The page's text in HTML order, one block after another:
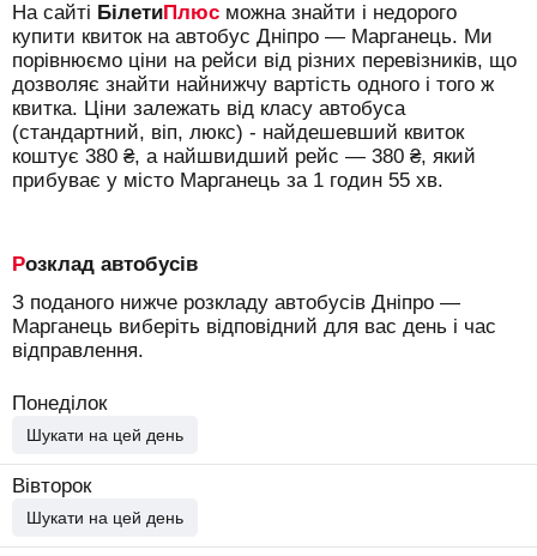
На сайті БілетиПлюс можна знайти і недорого
купити квиток на автобус Дніпро — Марганець. Ми
порівнюємо ціни на рейси від різних перевізників, що
дозволяє знайти найнижчу вартість одного і того ж
квитка. Ціни залежать від класу автобуса
(стандартний, віп, люкс) - найдешевший квиток
коштує 380 ₴, а найшвидший рейс — 380 ₴, який
прибуває у місто Марганець за 1 годин 55 хв.
Розклад автобусів
З поданого нижче розкладу автобусів Дніпро —
Марганець виберіть відповідний для вас день і час
відправлення.
Понеділок
Шукати на цей день
Вівторок
Шукати на цей день